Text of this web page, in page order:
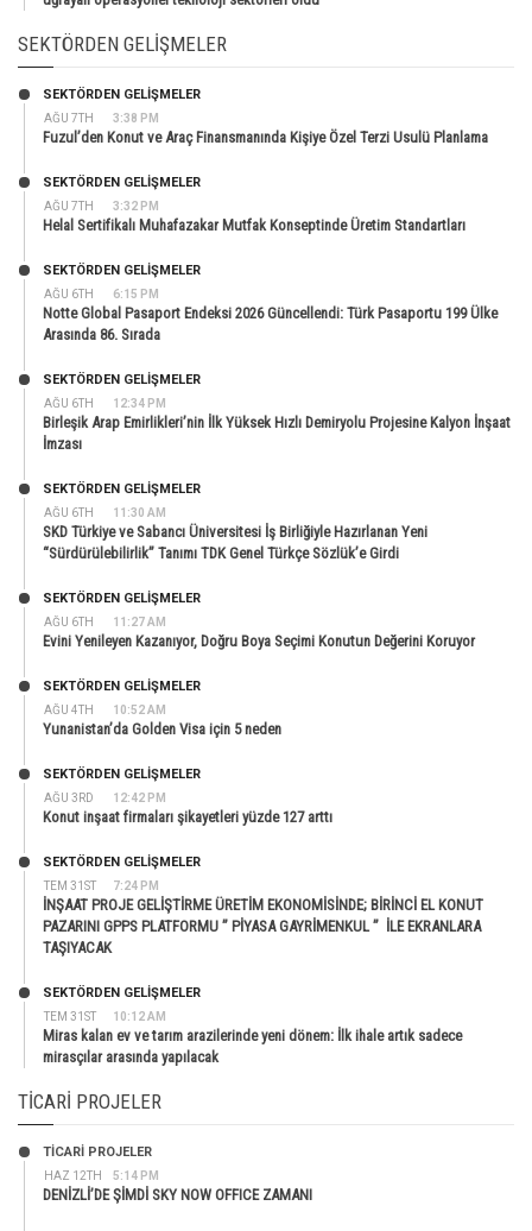
SEKTÖRDEN GELIŞMELER
AĞU 7TH 3:38 PM
SEKTÖRDEN GELIŞMELER
Fuzul’den Konut ve Araç Finansmanında Kişiye Özel Terzi Usulü Planlama
AĞU 7TH 3:32 PM
SEKTÖRDEN GELIŞMELER
Helal Sertifikalı Muhafazakar Mutfak Konseptinde Üretim Standartları
AĞU 6TH 6:15 PM
SEKTÖRDEN GELIŞMELER
Notte Global Pasaport Endeksi 2026 Güncellendi: Türk Pasaportu 199 Ülke
Arasında 86. Sırada
AĞU 6TH 12:34 PM
SEKTÖRDEN GELIŞMELER
Birleşik Arap Emirlikleri’nin İlk Yüksek Hızlı Demiryolu Projesine Kalyon İnşaat
İmzası
AĞU 6TH 11:30 AM
SEKTÖRDEN GELIŞMELER
SKD Türkiye ve Sabancı Üniversitesi İş Birliğiyle Hazırlanan Yeni
“Sürdürülebilirlik” Tanımı TDK Genel Türkçe Sözlük’e Girdi
AĞU 6TH 11:27 AM
SEKTÖRDEN GELIŞMELER
Evini Yenileyen Kazanıyor, Doğru Boya Seçimi Konutun Değerini Koruyor
AĞU 4TH 10:52 AM
SEKTÖRDEN GELIŞMELER
Yunanistan’da Golden Visa için 5 neden
AĞU 3RD 12:42 PM
SEKTÖRDEN GELIŞMELER
Konut inşaat firmaları şikayetleri yüzde 127 arttı
TEM 31ST 7:24 PM
SEKTÖRDEN GELIŞMELER
İNŞAAT PROJE GELİŞTİRME ÜRETİM EKONOMİSİNDE; BİRİNCİ EL KONUT
PAZARINI GPPS PLATFORMU ” PİYASA GAYRİMENKUL ” İLE EKRANLARA
TAŞIYACAK
TEM 31ST 10:12 AM
SEKTÖRDEN GELIŞMELER
Miras kalan ev ve tarım arazilerinde yeni dönem: İlk ihale artık sadece
mirasçılar arasında yapılacak
TICARI PROJELER
HAZ 12TH 5:14 PM
TİCARİ PROJELER
DENİZLİ’DE ŞİMDİ SKY NOW OFFICE ZAMANI